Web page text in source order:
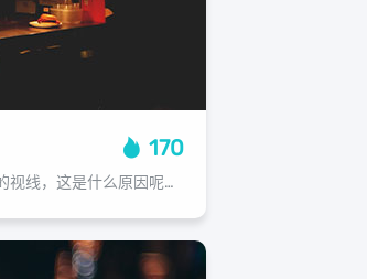
170
为什么现在没有梦幻西游SF了？梦幻西游SF已经逐渐淡出了人们的视线，这是什么原因呢？让我们一起来探讨一下这个问题，梦幻西游SF的吸引力在过去的几年中有所下降，随着电子设备和网络技术的发展，人们越来越多地选择了更为便捷、互动性...